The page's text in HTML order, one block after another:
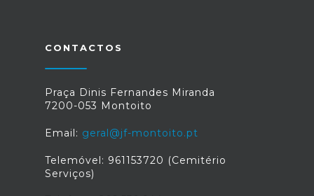
CONTACTOS
Praça Dinis Fernandes Miranda
7200-053 Montoito
Email: geral@jf-montoito.pt
Telemóvel: 961153720 (Cemitério
Serviços)